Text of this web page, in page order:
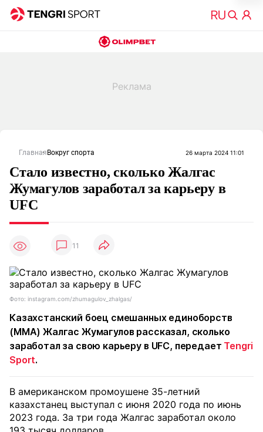
Главная Вокруг спорта 26 марта 2024 11:01
Стало известно, сколько Жалгас
Жумагулов заработал за карьеру в
UFC
11
Фото: instagram.com/zhumagulov_zhalgas/
Казахстанский боец смешанных единоборств
(ММА) Жалгас Жумагулов рассказал, сколько
заработал за свою карьеру в UFC, передает Tengri
Sport.
В американском промоушене 35-летний
казахстанец выступал с июня 2020 года по июнь
2023 года. За три года Жалгас заработал около